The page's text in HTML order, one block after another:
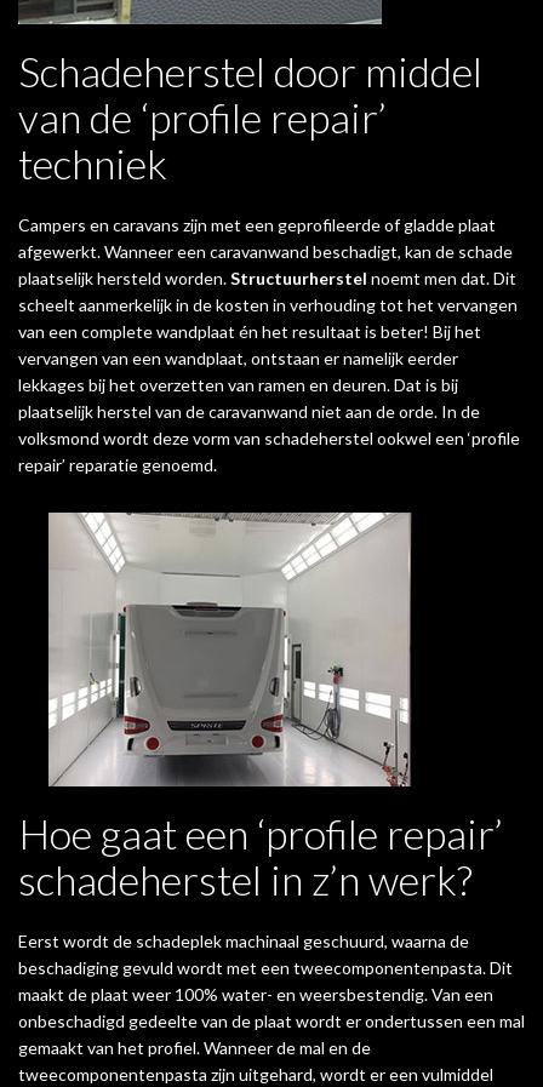
Schadeherstel door middel
van de ‘profile repair’
techniek
Campers en caravans zijn met een geprofileerde of gladde plaat
afgewerkt. Wanneer een caravanwand beschadigt, kan de schade
plaatselijk hersteld worden.Structuurherstel noemt men dat. Dit
scheelt aanmerkelijk in de kosten in verhouding tot het vervangen
van een complete wandplaat én het resultaat is beter! Bij het
vervangen van een wandplaat, ontstaan er namelijk eerder
lekkages bij het overzetten van ramen en deuren. Dat is bij
plaatselijk herstel van de caravanwand niet aan de orde. In de
volksmond wordt deze vorm van schadeherstel ookwel een ‘profile
repair’ reparatie genoemd.
Hoe gaat een ‘profile repair’
schadeherstel in z’n werk?
Eerst wordt de schadeplek machinaal geschuurd, waarna de
beschadiging gevuld wordt met een tweecomponentenpasta. Dit
maakt de plaat weer 100% water- en weersbestendig. Van een
onbeschadigd gedeelte van de plaat wordt er ondertussen een mal
gemaakt van het profiel. Wanneer de mal en de
tweecomponentenpasta zijn uitgehard, wordt er een vulmiddel